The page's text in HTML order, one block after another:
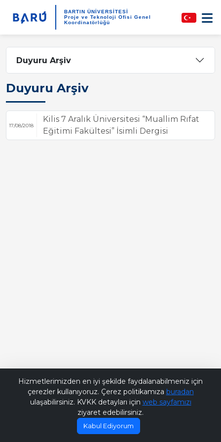
BARTIN ÜNİVERSİTESİ
Proje ve Teknoloji Ofisi Genel
Koordinatörlüğü
Duyuru Arşiv
Duyuru Arşiv
17/08/2018
Kilis 7 Aralık Üniversitesi “Muallim Rıfat
Eğitimi Fakültesi” İsimli Dergisi
Hizmetlerimizden en iyi şekilde faydalanabilmeniz için
çerezler kullanıyoruz. Çerez politikamıza buradan
ulaşabilirsiniz. KVKK detayları için web sayfamızı
ziyaret edebilirsiniz.
Kabul Ediyorum